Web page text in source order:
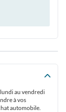
au vendredi
à vos
automobile.